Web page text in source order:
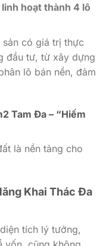
hoạt thành 4 lô
có giá trị thực
đầu tư, từ xây dựng
lô bán nền, đảm
Tam Đa – “Hiếm
là nền tảng cho
Khai Thác Đa
tích lý tưởng,